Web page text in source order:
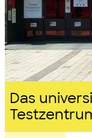
Das